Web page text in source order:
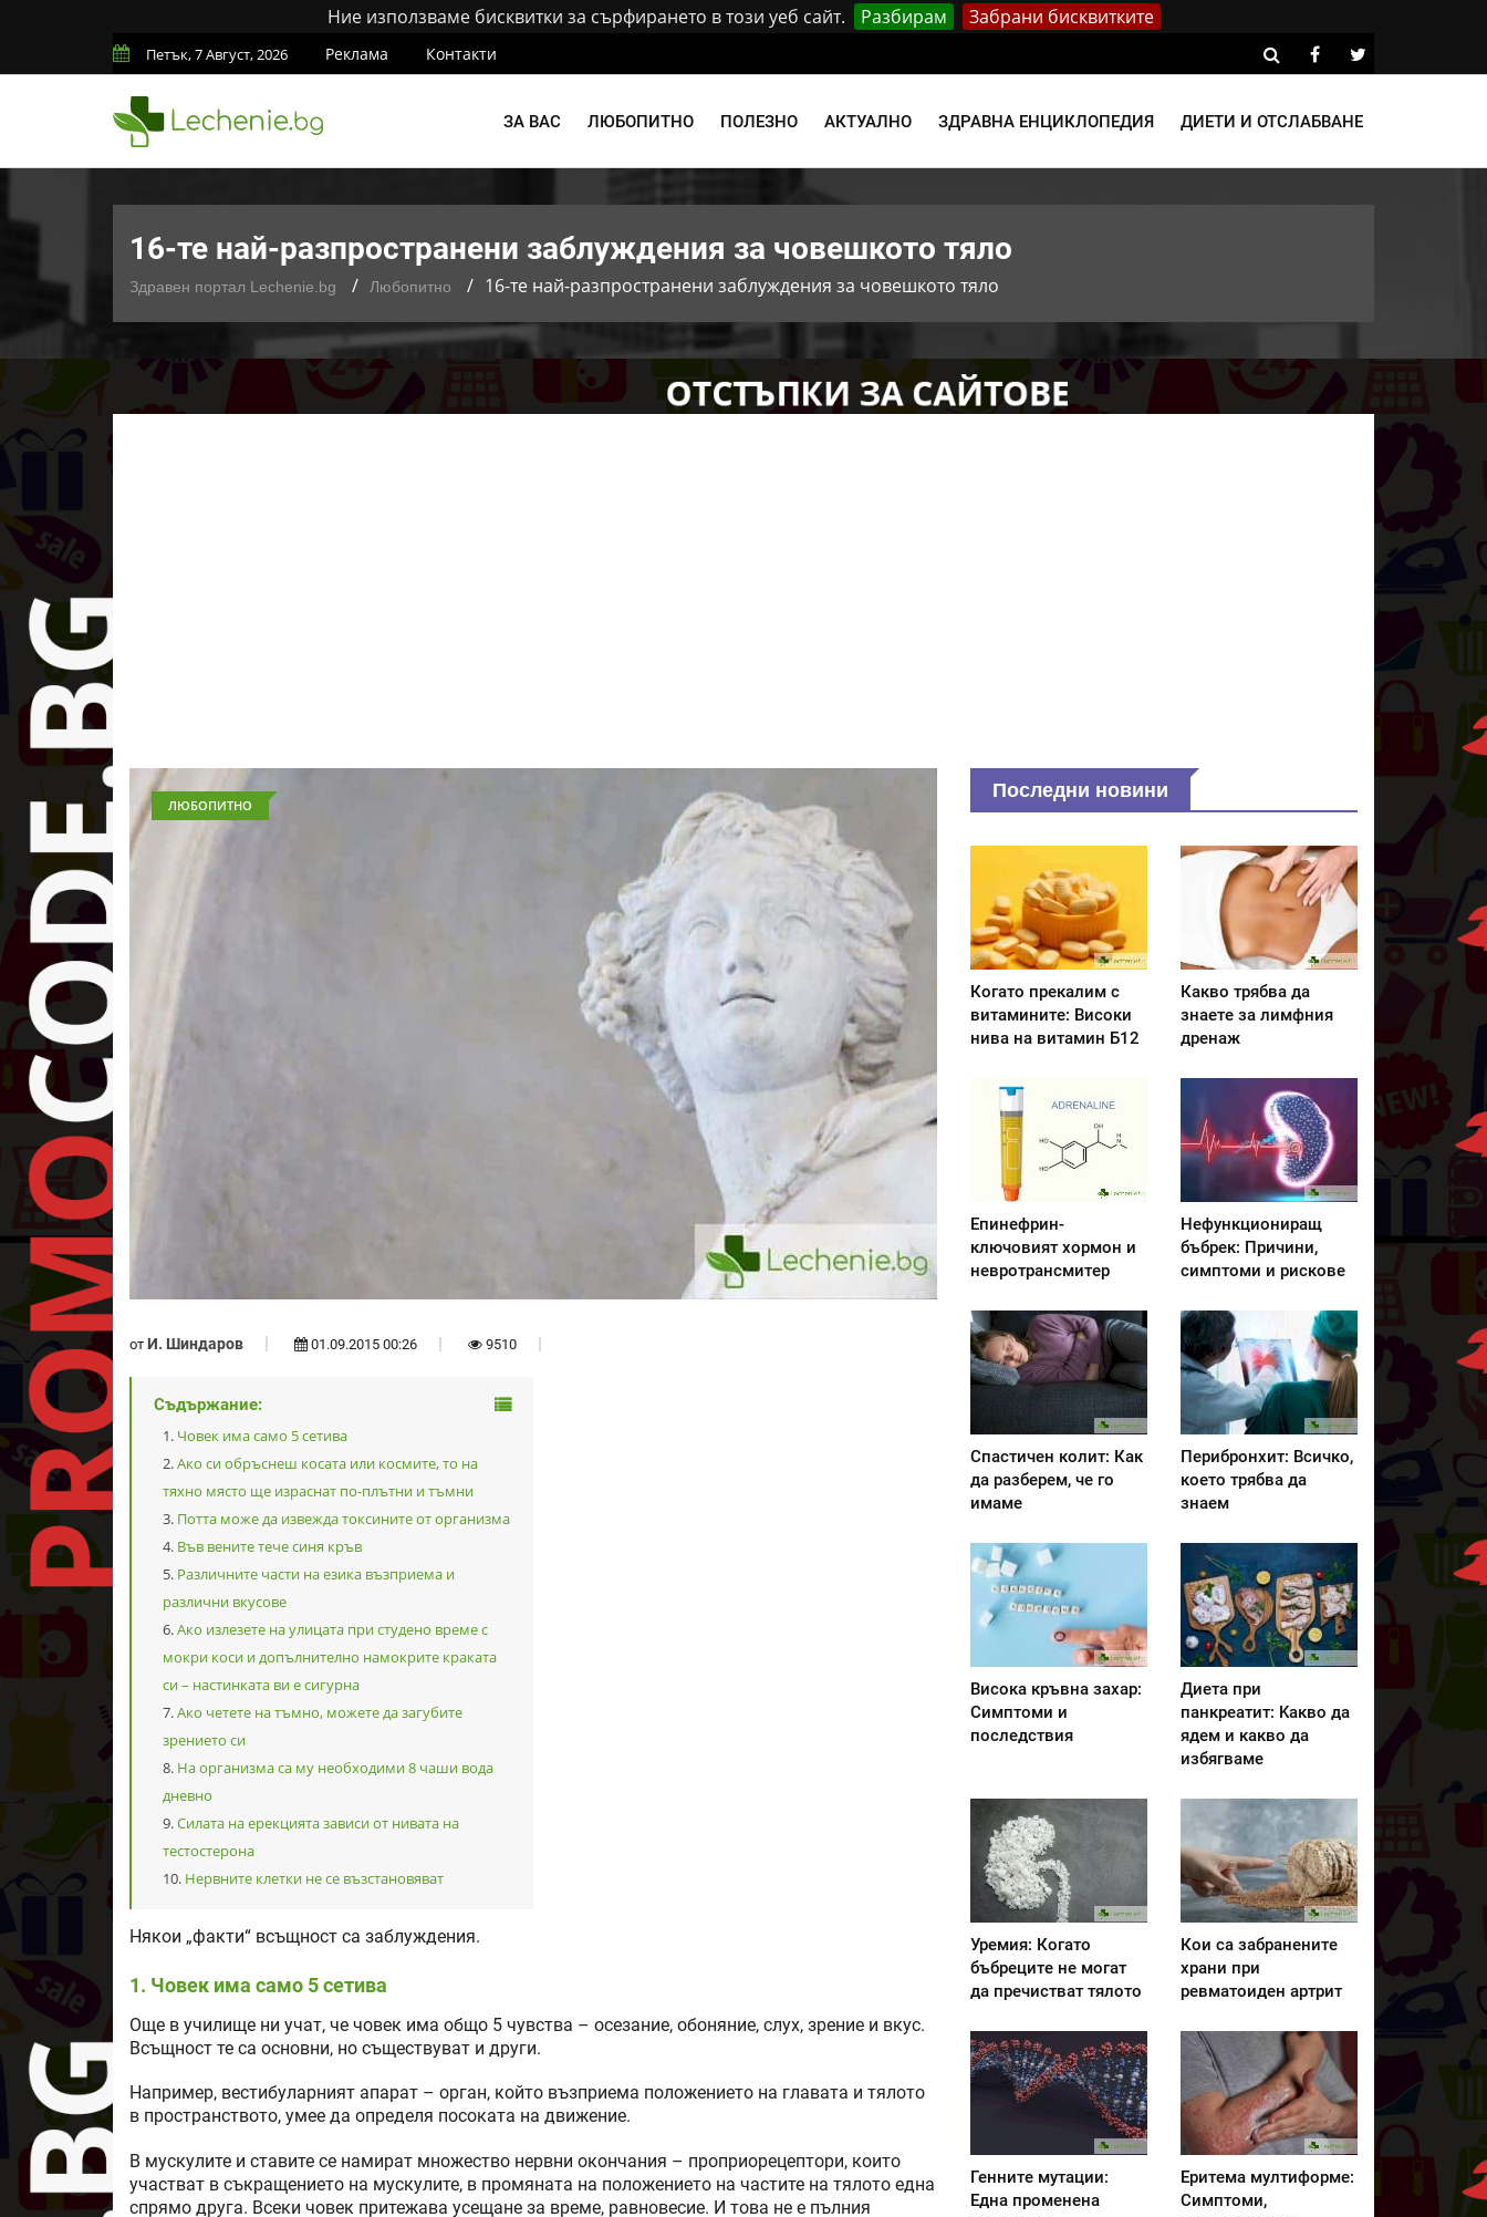
Ние използваме бисквитки за сърфирането в този уеб сайт. Разбирам Забрани бисквитките
Петък, 7 Август, 2026 Реклама Контакти
ЗА ВАС ЛЮБОПИТНО ПОЛЕЗНО АКТУАЛНО ЗДРАВНА ЕНЦИКЛОПЕДИЯ ДИЕТИ И ОТСЛАБВАНЕ
16-те най-разпространени заблуждения за човешкото тяло
Здравен портал Lechenie.bg Любопитно 16-те най-разпространени заблуждения за човешкото тяло
ЛЮБОПИТНО
от И. Шиндаров 01.09.2015 00:26 9510
Съдържание:
Човек има само 5 сетива
Ако си обръснеш косата или космите, то на
тяхно място ще израснат по-плътни и тъмни
Потта може да извежда токсините от организма
Във вените тече синя кръв
Различните части на езика възприема и
различни вкусове
Ако излезете на улицата при студено време с
мокри коси и допълнително намокрите краката
си – настинката ви е сигурна
Ако четете на тъмно, можете да загубите
зрението си
На организма са му необходими 8 чаши вода
дневно
Силата на ерекцията зависи от нивата на
тестостерона
Нервните клетки не се възстановяват
Някои „факти“ всъщност са заблуждения.
1. Човек има само 5 сетива
Още в училище ни учат, че човек има общо 5 чувства – осезание, обоняние, слух, зрение и вкус.
Всъщност те са основни, но съществуват и други.
Например, вестибуларният апарат – орган, който възприема положението на главата и тялото
в пространството, умее да определя посоката на движение.
В мускулите и ставите се намират множество нервни окончания – проприорецептори, които
участват в съкращението на мускулите, в промяната на положението на частите на тялото една
спрямо друга. Всеки човек притежава усещане за време, равновесие. И това не е пълния
Последни новини
Когато прекалим с
витамините: Високи
нива на витамин Б12
Какво трябва да
знаете за лимфния
дренаж
Епинефрин-
ключовият хормон и
невротрансмитер
Нефункциониращ
бъбрек: Причини,
симптоми и рискове
Спастичен колит: Как
да разберем, че го
имаме
Перибронхит: Всичко,
което трябва да
знаем
Висока кръвна захар:
Симптоми и
последствия
Диета при
панкреатит: Kакво да
ядем и какво да
избягваме
Уремия: Когато
бъбреците не могат
да пречистват тялото
Кои са забранените
храни при
ревматоиден артрит
Генните мутации:
Една променена
Еритема мултиформе:
Симптоми,